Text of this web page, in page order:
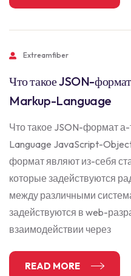
Extreamfiber
Что такое JSON-
Markup-Language
Что такое JSON-формат
Language JavaScript-
формат являют из-себя
которые задействуются
между различными
задействуются в web-
взаимодействии через
READ MORE